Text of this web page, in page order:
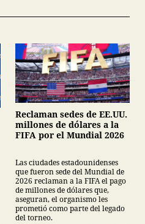
Reclaman sedes de EE.UU.
millones de dólares a la
FIFA por el Mundial 2026
Las ciudades estadounidenses
que fueron sede del Mundial de
2026 reclaman a la FIFA el pago
de millones de dólares que,
aseguran, el organismo les
prometió como parte del legado
del torneo.